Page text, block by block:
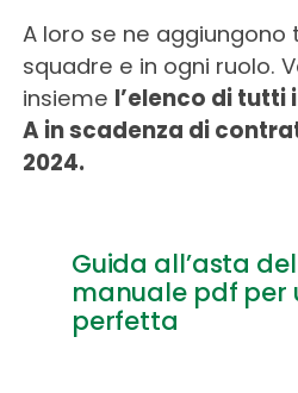
A loro se ne
squadre e in ogni ruolo.
insieme l’elenco di tutti
A in scadenza di
2024.
Guida all’asta
manuale pdf per
perfetta